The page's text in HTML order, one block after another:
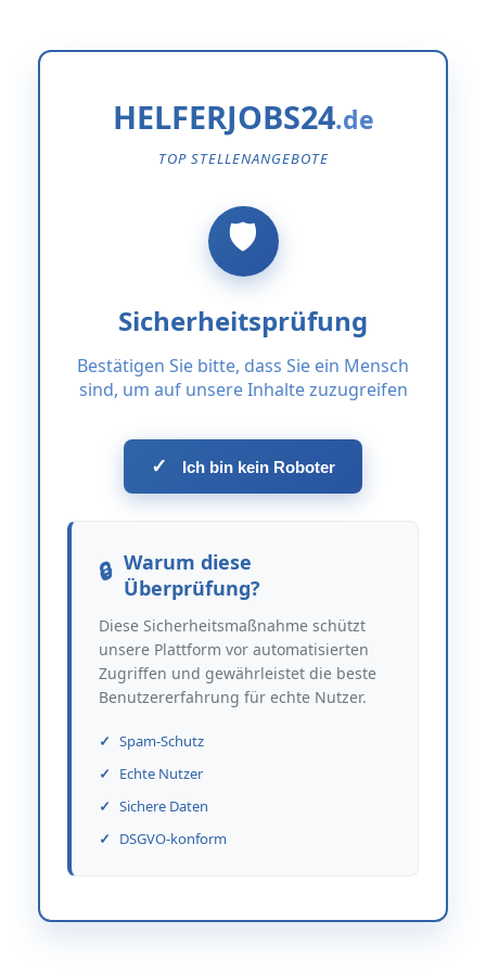
HELFERJOBS24
TOP STELLENANGEBOTE
Sicherheitsprüfung
Bestätigen Sie bitte, dass Sie ein Mensch
sind, um auf unsere Inhalte zuzugreifen
✓ Ich bin kein Roboter
Warum diese
Überprüfung?
Diese Sicherheitsmaßnahme schützt
unsere Plattform vor automatisierten
Zugriffen und gewährleistet die beste
Benutzererfahrung für echte Nutzer.
Spam-Schutz
Echte Nutzer
Sichere Daten
DSGVO-konform